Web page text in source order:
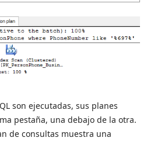
son ejecutadas, sus planes
pestaña, una debajo de la otra.
de consultas muestra una